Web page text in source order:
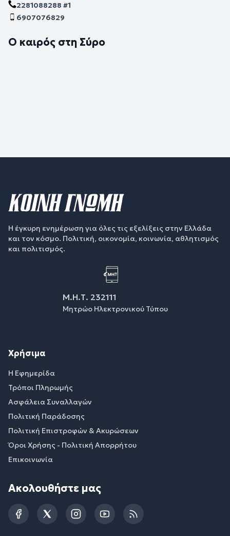
2281088288 #1
6907076829
Ο καιρός στη Σύρο
Η έγκυρη ενημέρωση για όλες τις εξελίξεις στην Ελλάδα
και τον κόσμο. Πολιτική, οικονομία, κοινωνία, αθλητισμός
και πολιτισμός.
Μ.Η.Τ. 232111
Μητρώο Ηλεκτρονικού Τύπου
Χρήσιμα
Η Εφημερίδα
Τρόποι Πληρωμής
Ασφάλεια Συναλλαγών
Πολιτική Παράδοσης
Πολιτική Επιστροφών & Ακυρώσεων
Όροι Χρήσης - Πολιτική Απορρήτου
Επικοινωνία
Ακολουθήστε μας
FacebookTwitterInstagramYouTubeRSS